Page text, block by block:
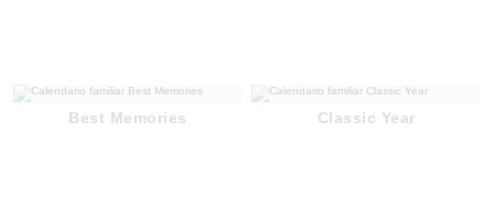
Best Memories Classic Year